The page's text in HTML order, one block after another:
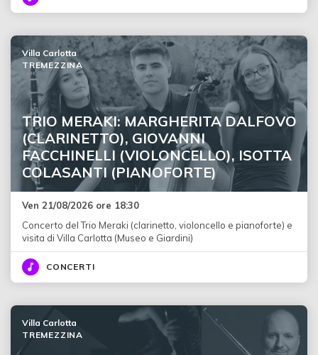
TRIO MERAKI: MARGHERITA DALFOVO
(CLARINETTO), GIOVANNI
FACCHINELLI (VIOLONCELLO), ISOTTA
COLASANTI (PIANOFORTE)
Villa Carlotta
TREMEZZINA
Ven 21/08/2026 ore 18:30
Concerto del Trio Meraki (clarinetto, violoncello e pianoforte) e
visita di Villa Carlotta (Museo e Giardini)
CONCERTI
Villa Carlotta
TREMEZZINA